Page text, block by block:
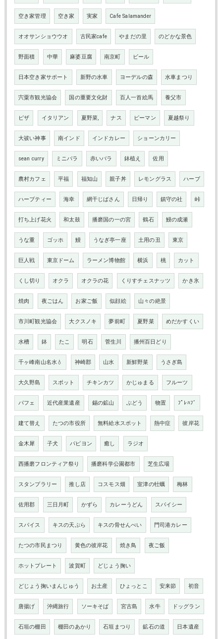
空き家管理 空き家 実家 Cafe Salamander
オオサンショウウオ 古民家cafe やまだの里 のどかな景色
野面積 中華 麻婆豆腐 南京町 ビール
日本空き家サポート 新野の水車 ヨーデルの森 水車まつり
宍粟市観光協会 国の重要文化財 百人一首絵馬 養父市
ピザ イタリアン 夏野菜, ナス ピーマン 夏越祭り
大祓い神事 南インド インドカレー ショーンカリー
sean curry ミニバラ 赤いバラ 鉢植え 佐用
農村カフェ 平福 福知山 親子丼 レモングラス ハーブ
ハーブティー 海幸 網干じばさん 日帰り 鎮守の社 峠
打ち上げ花火 和太鼓 播磨国の一の宮 鶴石 鰻の成瀬
うな重 ゴッホ 鰻 うなぎ亭一座 土用の丑 東京
巨人戦 東京ドーム ラーメン博物館 横浜 桃 カット
くし切り オクラ オクラの花 くりすチェスナッツ かき氷
焼肉 夜ごはん お家ご飯 似顔絵 山々の絶景
市川町観光協会 大クスノキ 夢前町 夏野菜 めだかすくい
水槽 鉢 たこ 明石 菅生川 播州百日どり
千ヶ峰南山名水💧 神崎郡 山水 新鮮野菜 うさぎ島
大久野島 スポット チキンカツ かじゅまる フルーツ
パフェ 近代産業遺産 錫の鉱山 ぶどう 物置 ﾌﾟﾚﾊﾌﾞ
建て替え たつの市役所 無料給水スポット 熱中症 彼岸花
金木犀 子犬 パピヨン 癒し ラジオ
西播磨フロンティア祭り 播磨科学公園都市 芝生広場
スタンプラリー 推し店 コスモス畑 室津の牡蠣 梅林
佐用郡 三日月町 かずら カレーうどん スパイシー
スパイス キスの天ぷら キスの骨せんべい 門司港カレー
たつの市民まつり 黄色の彼岸花 焼き鳥 夜ご飯
ホットプレート 波賀町 どじょう掬い
どじょう掬いまんじゅう お土産 ひょっとこ 安来節 初音
唐揚げ 沖縄旅行 ソーキそば 宮古島 水牛 ドッグラン
石垣の棚田 棚田のあかり 石垣まつり 鉱石の道 日本遺産